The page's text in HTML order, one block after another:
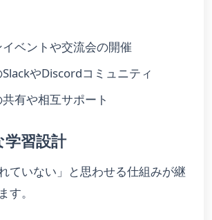
ベントや交流会の開催
やDiscordコミュニティ
有や相互サポート
学習設計
ていない」と思わせる仕組みが継
す。